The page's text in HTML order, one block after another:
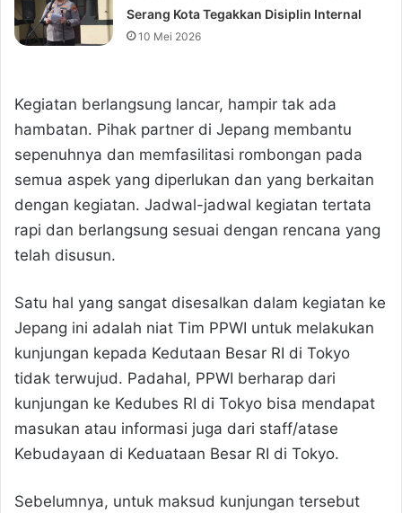
Serang Kota Tegakkan Disiplin Internal
10 Mei 2026
Kegiatan berlangsung lancar, hampir tak ada
hambatan. Pihak partner di Jepang membantu
sepenuhnya dan memfasilitasi rombongan pada
semua aspek yang diperlukan dan yang berkaitan
dengan kegiatan. Jadwal-jadwal kegiatan tertata
rapi dan berlangsung sesuai dengan rencana yang
telah disusun.
Satu hal yang sangat disesalkan dalam kegiatan ke
Jepang ini adalah niat Tim PPWI untuk melakukan
kunjungan kepada Kedutaan Besar RI di Tokyo
tidak terwujud. Padahal, PPWI berharap dari
kunjungan ke Kedubes RI di Tokyo bisa mendapat
masukan atau informasi juga dari staff/atase
Kebudayaan di Keduataan Besar RI di Tokyo.
Sebelumnya, untuk maksud kunjungan tersebut